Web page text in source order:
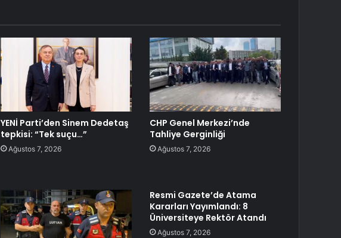
YENİ Parti’den Sinem Dedetaş
tepkisi: “Tek suçu…”
Ağustos 7, 2026
CHP Genel Merkezi’nde
Tahliye Gerginliği
Ağustos 7, 2026
Resmi Gazete’de Atama
Kararları Yayımlandı: 8
Üniversiteye Rektör Atandı
Ağustos 7, 2026